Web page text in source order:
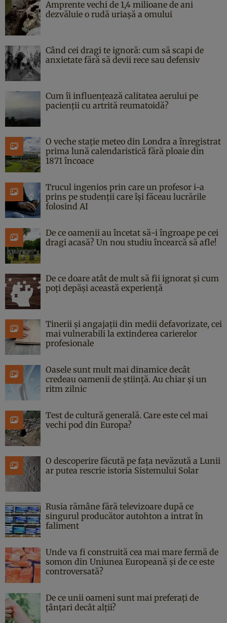
Amprente vechi de 1,4 milioane de ani
dezvăluie o rudă uriașă a omului
Când cei dragi te ignoră: cum să scapi de
anxietate fără să devii rece sau defensiv
Cum îi influențează calitatea aerului pe
pacienții cu artrită reumatoidă?
O veche stație meteo din Londra a înregistrat
prima lună calendaristică fără ploaie din
1871 încoace
Trucul ingenios prin care un profesor i-a
prins pe studenții care își făceau lucrările
folosind AI
De ce oamenii au încetat să-i îngroape pe cei
dragi acasă? Un nou studiu încearcă să afle!
De ce doare atât de mult să fii ignorat și cum
poți depăși această experiență
Tinerii și angajații din medii defavorizate, cei
mai vulnerabili la extinderea carierelor
profesionale
Oasele sunt mult mai dinamice decât
credeau oamenii de știință. Au chiar și un
ritm zilnic
Test de cultură generală. Care este cel mai
vechi pod din Europa?
O descoperire făcută pe fața nevăzută a Lunii
ar putea rescrie istoria Sistemului Solar
Rusia rămâne fără televizoare după ce
singurul producător autohton a intrat în
faliment
Unde va fi construită cea mai mare fermă de
somon din Uniunea Europeană și de ce este
controversată?
De ce unii oameni sunt mai preferați de
țânțari decât alții?